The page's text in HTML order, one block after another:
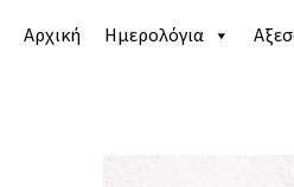
Αρχική Ημερολόγια